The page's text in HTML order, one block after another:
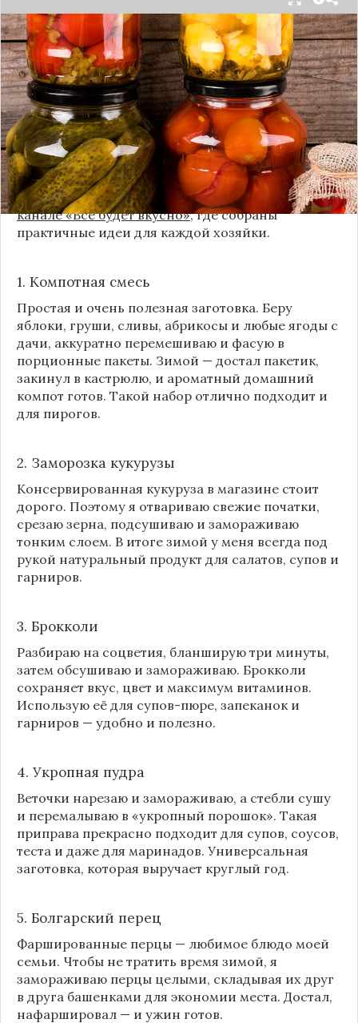
Каждый год, когда приходит пора богатого
урожая, я стараюсь сохранить максимум летних
витаминов. Закатки в банки — это, безусловно,
классика, которая никуда не уходит из нашей
жизни. Но современный подход к хранению
продуктов показывает, что есть и более простые,
быстрые и удобные способы.
Сегодня я делюсь своими любимыми рецептами
без банок и долгих стерилизаций. Подробнее и с
пошаговыми инструкциями их можно найти на
канале «Все будет вкусно», где собраны
практичные идеи для каждой хозяйки.
1. Компотная смесь
Простая и очень полезная заготовка. Беру
яблоки, груши, сливы, абрикосы и любые ягоды с
дачи, аккуратно перемешиваю и фасую в
порционные пакеты. Зимой — достал пакетик,
закинул в кастрюлю, и ароматный домашний
компот готов. Такой набор отлично подходит и
для пирогов.
2. Заморозка кукурузы
Консервированная кукуруза в магазине стоит
дорого. Поэтому я отвариваю свежие початки,
срезаю зерна, подсушиваю и замораживаю
тонким слоем. В итоге зимой у меня всегда под
рукой натуральный продукт для салатов, супов и
гарниров.
3. Брокколи
Разбираю на соцветия, бланширую три минуты,
затем обсушиваю и замораживаю. Брокколи
сохраняет вкус, цвет и максимум витаминов.
Использую её для супов-пюре, запеканок и
гарниров — удобно и полезно.
4. Укропная пудра
Веточки нарезаю и замораживаю, а стебли сушу
и перемалываю в «укропный порошок». Такая
приправа прекрасно подходит для супов, соусов,
теста и даже для маринадов. Универсальная
заготовка, которая выручает круглый год.
5. Болгарский перец
Фаршированные перцы — любимое блюдо моей
семьи. Чтобы не тратить время зимой, я
замораживаю перцы целыми, складывая их друг
в друга башенками для экономии места. Достал,
нафаршировал — и ужин готов.